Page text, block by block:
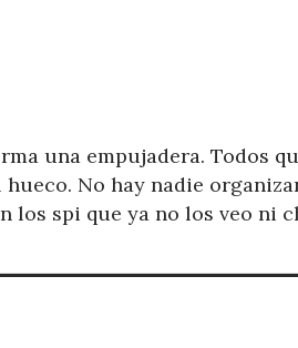
una empujadera. Todos
hueco. No hay nadie
los spi que ya no los veo ni